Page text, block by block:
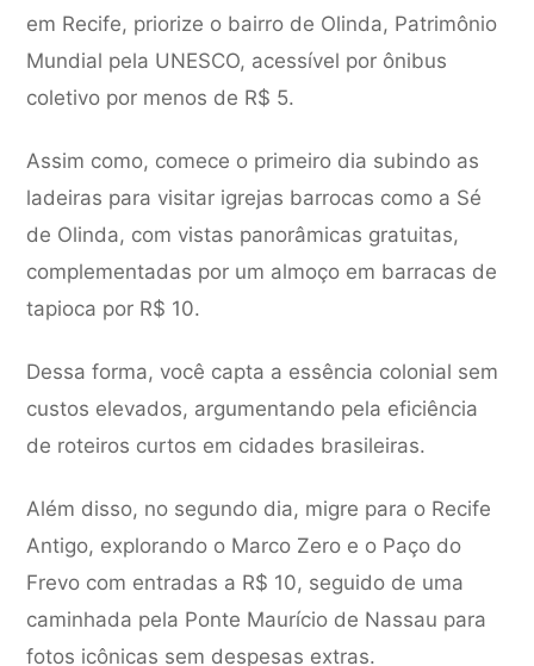
em Recife, priorize o bairro de Olinda, Patrimônio
Mundial pela UNESCO, acessível por ônibus
coletivo por menos de R$ 5.
Assim como, comece o primeiro dia subindo as
ladeiras para visitar igrejas barrocas como a Sé
de Olinda, com vistas panorâmicas gratuitas,
complementadas por um almoço em barracas de
tapioca por R$ 10.
Dessa forma, você capta a essência colonial sem
custos elevados, argumentando pela eficiência
de roteiros curtos em cidades brasileiras.
Além disso, no segundo dia, migre para o Recife
Antigo, explorando o Marco Zero e o Paço do
Frevo com entradas a R$ 10, seguido de uma
caminhada pela Ponte Maurício de Nassau para
fotos icônicas sem despesas extras.